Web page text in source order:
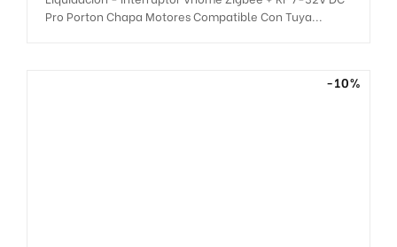
Pro Porton Chapa Motores Compatible Con Tuya...
-10%